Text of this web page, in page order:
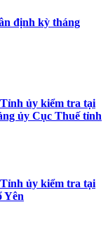
định kỳ tháng
ủy kiểm tra tại
ủy Cục Thuế tỉnh
ủy kiểm tra tại
Yên